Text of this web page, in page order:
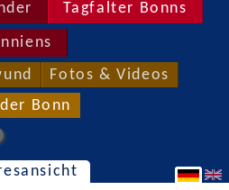
Tagfalter Bonns
Fotos & Videos
Bonn